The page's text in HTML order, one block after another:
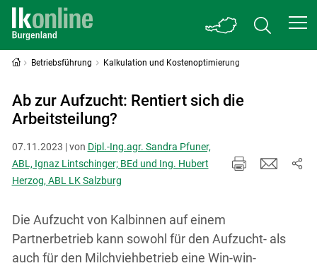
Betriebsführung Kalkulation und Kostenoptimierung
Ab zur Aufzucht: Rentiert sich die
Arbeitsteilung?
07.11.2023 | von Dipl.-Ing.agr. Sandra Pfuner,
ABL, Ignaz Lintschinger; BEd und Ing. Hubert
Herzog, ABL LK Salzburg
Die Aufzucht von Kalbinnen auf einem
Partnerbetrieb kann sowohl für den Aufzucht- als
auch für den Milchviehbetrieb eine Win-win-